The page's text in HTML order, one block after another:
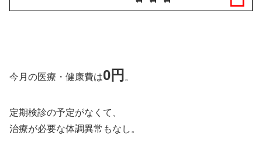
今月の医療・健康費は0円 。
定期検診の予定がなくて、
治療が必要な体調異常もなし。